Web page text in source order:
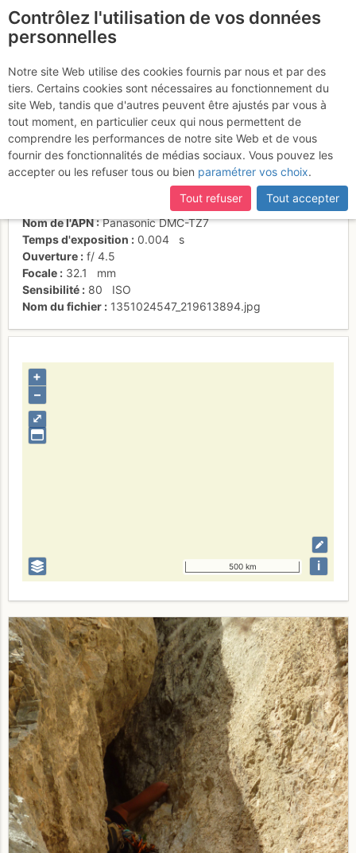
Gloups
Activités
Date/heure
21 oct. 2012 14:57
Contributeur
Frédéric Bunoz
collaboratif (CC by-sa)
, action
Nom de l'APN
Panasonic DMC-TZ7
Temps d'exposition
0.004
s
Ouverture
f/ 4.5
Focale
32.1
mm
Sensibilité
80
ISO
Nom du fichier
1351024547_219613894.jpg
⤢
+
–
500 km i
Contrôlez l'utilisation de vos données
personnelles
Notre site Web utilise des cookies fournis par nous et par des
tiers. Certains cookies sont nécessaires au fonctionnement du
site Web, tandis que d'autres peuvent être ajustés par vous à
tout moment, en particulier ceux qui nous permettent de
comprendre les performances de notre site Web et de vous
fournir des fonctionnalités de médias sociaux. Vous pouvez les
accepter ou les refuser tous ou bien paramétrer vos choix.
Tout refuser
Tout accepter